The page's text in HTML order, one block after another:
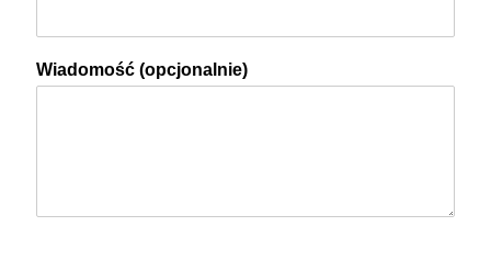
Wiadomość (opcjonalnie)